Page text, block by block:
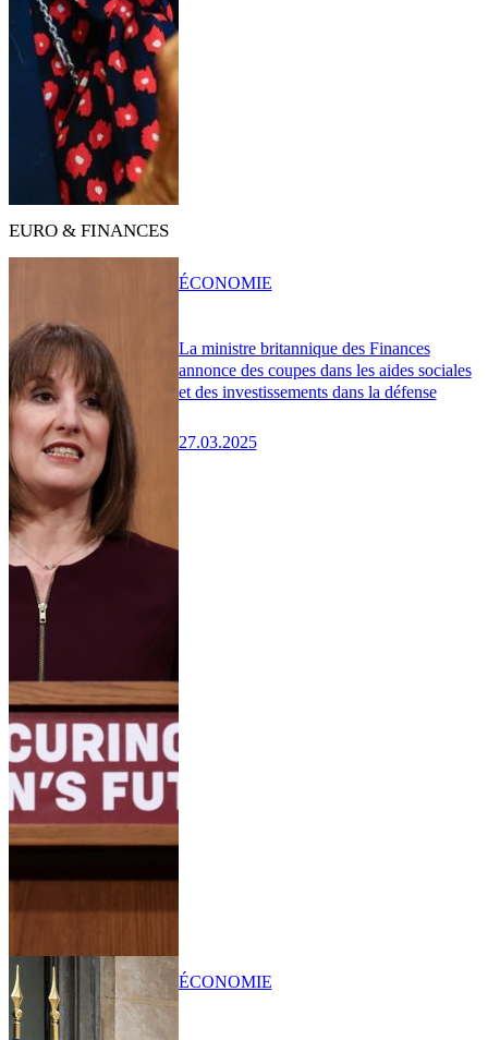
EURO & FINANCES
La ministre britannique des Finances
annonce des coupes dans les aides sociales
et des investissements dans la défense
27.03.2025
ÉCONOMIE
ÉCONOMIE